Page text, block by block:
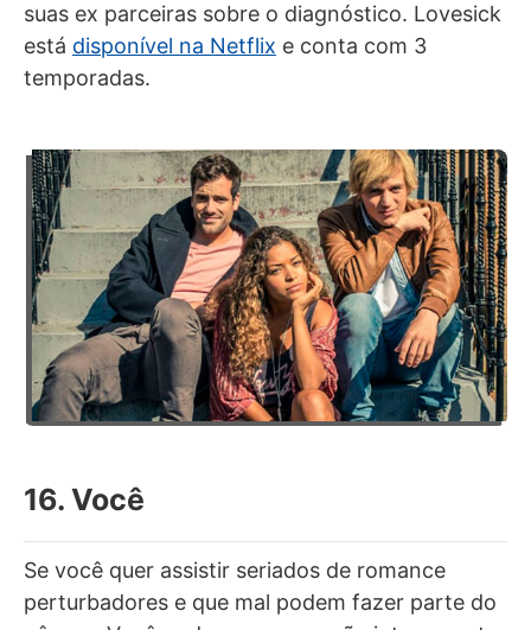
suas ex parceiras sobre o diagnóstico. Lovesick
está disponível na Netflix e conta com 3
temporadas.
16. Você
Se você quer assistir seriados de romance
perturbadores e que mal podem fazer parte do